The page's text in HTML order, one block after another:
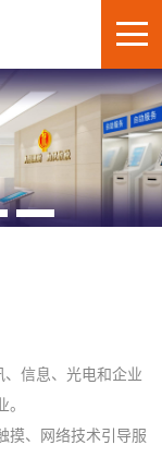
信息、光电和企业
。
、网络技术引导服